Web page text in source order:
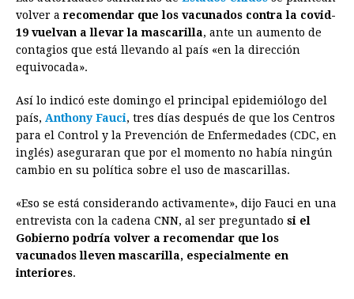
c
e
b
o
o
k
s
s
e
g
e
r
a
t
s
p
p
r
e
a
s
n
t
e
e
s
n
k
e
I
n
a
l
i
n
t
p
y
n
k
volver arecomendar que los vacunados contra la covid-
19 vuelvan a llevar la mascarilla, ante un aumento de
contagios que está llevando al país «en la dirección
equivocada».
Así lo indicó este domingo el principal epidemiólogo del
país, Anthony Fauci, tres días después de que los Centros
para el Control y la Prevención de Enfermedades (CDC, en
inglés) aseguraran que por el momento no había ningún
cambio en su política sobre el uso de mascarillas.
«Eso se está considerando activamente», dijo Fauci en una
entrevista con la cadena CNN, al ser preguntado si el
Gobierno podría volver a recomendar que los
vacunados lleven mascarilla, especialmente en
interiores.